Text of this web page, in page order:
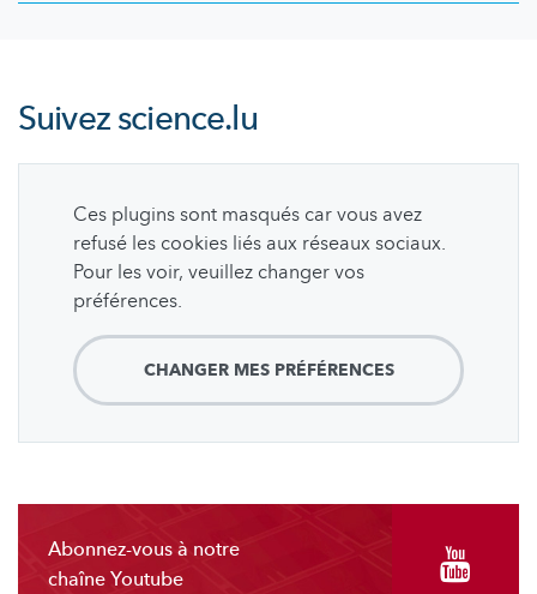
Suivezscience.lu
Ces plugins sont masqués car vous avez
refusé les cookies liés aux réseaux sociaux.
Pour les voir, veuillez changer vos
préférences.
CHANGER MES PRÉFÉRENCES
Abonnez-vous à notre
chaîne Youtube